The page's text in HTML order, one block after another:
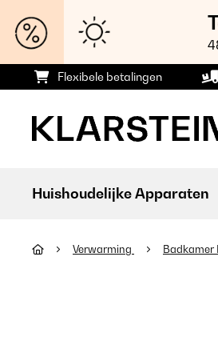
Flexibele betalingen
Huishoudelijke Apparaten
Verwarming Badkamer